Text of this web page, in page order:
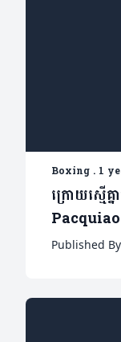
Boxing . 1
ក្រោយស្មើ
ទៀត
Published